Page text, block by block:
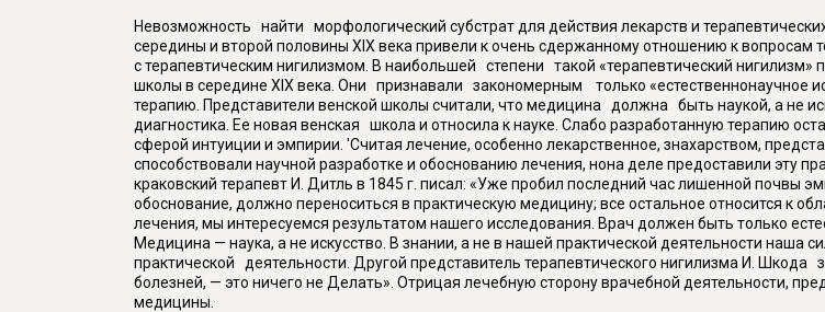
Невозможность найти морфологический субстрат для действия лекарств и
середины и второй половины XIX века привели к очень сдержанному отношению к
с терапевтическим нигилизмом. В наибольшей степени такой «терапевтический нигилизм»
школы в середине XIX века. Они признавали закономерным только «естественнонаучное
терапию. Представители венской школы считали, что медицина должна быть наукой, а не
диагностика. Ее новая венская школа и относила к науке. Слабо разработанную терапию
сферой интуиции и эмпирии. 'Считая лечение, особенно лекарственное, знахарством,
способствовали научной разработке и обоснованию лечения, нона деле предоставили эту
краковский терапевт И. Дитль в 1845 г. писал: «Уже пробил последний час лишенной почвы
обоснование, должно переноситься в практическую медицину; все остальное относится к
лечения, мы интересуемся результатом нашего исследования. Врач должен быть только
Медицина — наука, а не искусство. В знании, а не в нашей практической деятельности наша
практической деятельности. Другой представитель терапевтического нигилизма И.
болезней, — это ничего не Делать». Отрицая лечебную сторону врачебной деятельности,
медицины.